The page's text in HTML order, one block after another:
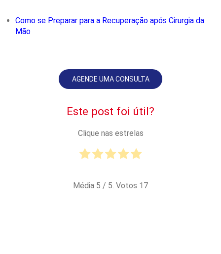
Como se Preparar para a Recuperação após Cirurgia da
Mão
AGENDE UMA CONSULTA
Este post foi útil?
Clique nas estrelas
Média 5 / 5. Votos 17